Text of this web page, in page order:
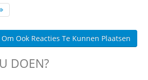
Ook Reacties Te Kunnen Plaatsen
DOEN?